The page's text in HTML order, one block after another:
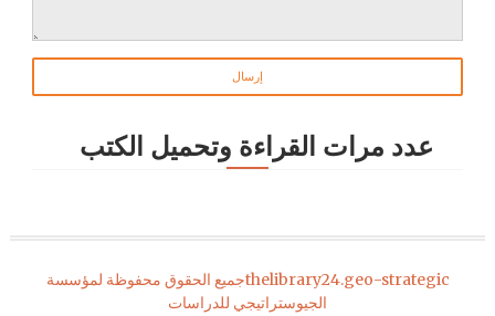
عدد مرات القراءة وتحميل الكتب
thelibrary24.geo-strategicجميع الحقوق محفوظة لمؤسسة
الجيوستراتيجي للدراسات